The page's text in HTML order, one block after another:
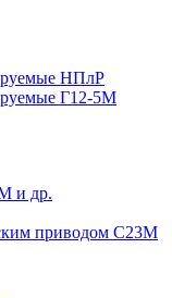
НПлР
Г12-5М
и др.
приводом С23М